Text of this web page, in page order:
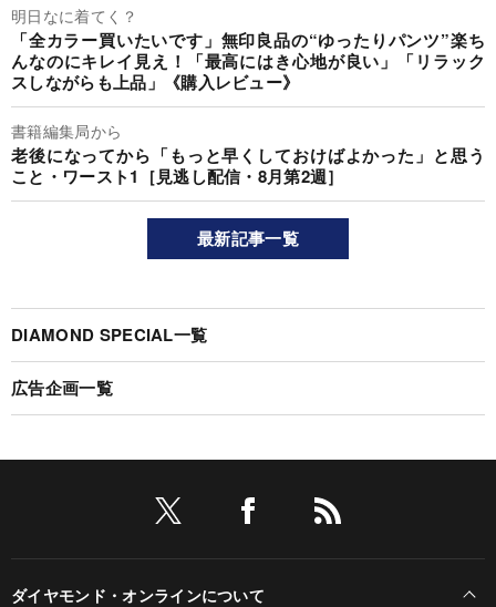
明日なに着てく？
「全カラー買いたいです」無印良品の“ゆったりパンツ”楽ち
んなのにキレイ見え！「最高にはき心地が良い」「リラック
スしながらも上品」《購入レビュー》
書籍編集局から
老後になってから「もっと早くしておけばよかった」と思う
こと・ワースト1［見逃し配信・8月第2週］
最新記事一覧
DIAMOND SPECIAL一覧
広告企画一覧
ダイヤモンド・オンラインについて